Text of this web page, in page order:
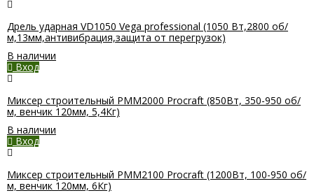
Дрель ударная VD1050 Vega professional (1050 Вт,2800 об/
м,13мм,антивибрация,защита от перегрузок)
В наличии
Вход
Миксер строительный PMM2000 Procraft (850Вт, 350-950 об/
м, венчик 120мм, 5,4Кг)
В наличии
Вход
Миксер строительный PMM2100 Procraft (1200Вт, 100-950 об/
м, венчик 120мм, 6Кг)